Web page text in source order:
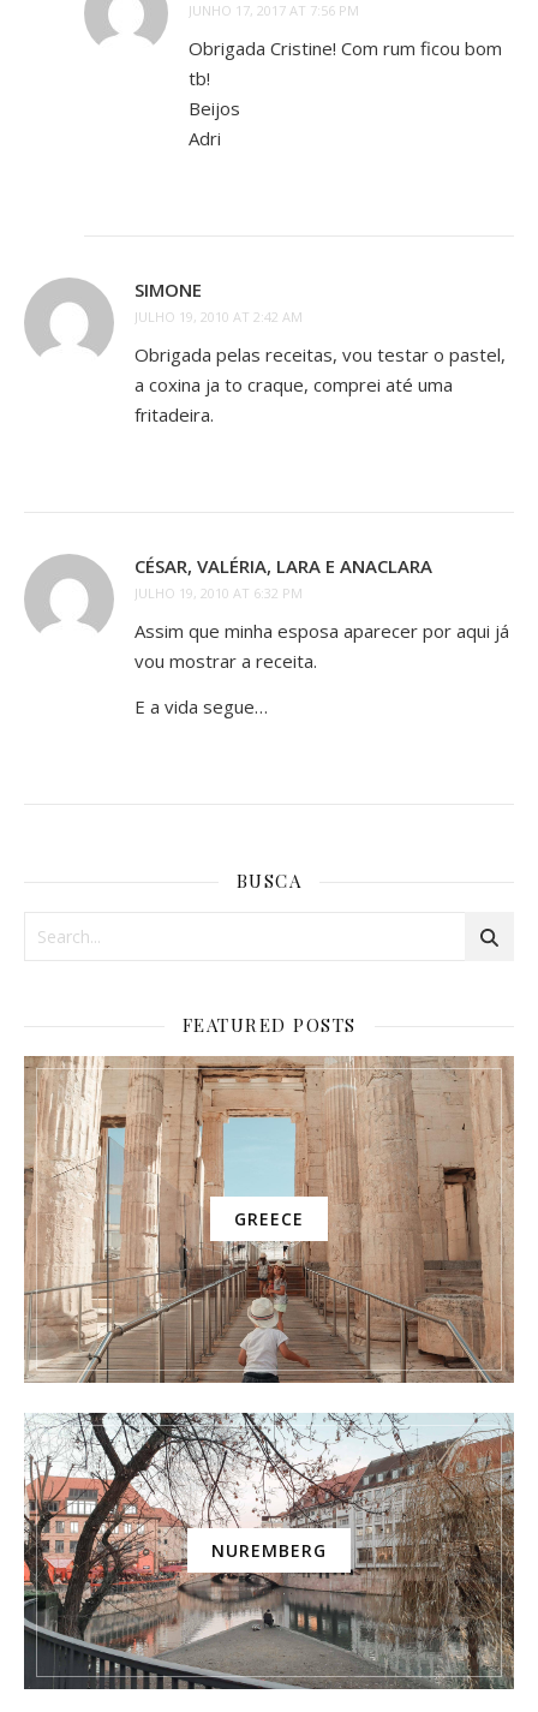
JUNHO 17, 2017 AT 7:56 PM
Obrigada Cristine! Com rum ficou bom
tb!
Beijos
Adri
SIMONE
JULHO 19, 2010 AT 2:42 AM
Obrigada pelas receitas, vou testar o pastel,
a coxina ja to craque, comprei até uma
fritadeira.
CÉSAR, VALÉRIA, LARA E ANACLARA
JULHO 19, 2010 AT 6:32 PM
Assim que minha esposa aparecer por aqui já
vou mostrar a receita.
E a vida segue…
BUSCA
FEATURED POSTS
GREECE
NUREMBERG